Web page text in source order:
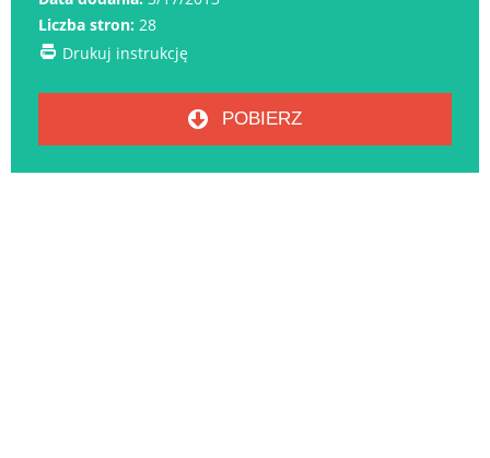
Liczba stron: 28
Drukuj instrukcję
POBIERZ